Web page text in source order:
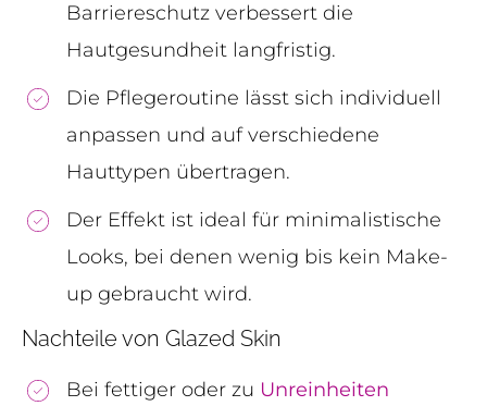
Barriereschutz verbessert die
Hautgesundheit langfristig.
Die Pflegeroutine lässt sich individuell
anpassen und auf verschiedene
Hauttypen übertragen.
Der Effekt ist ideal für minimalistische
Looks, bei denen wenig bis kein Make-
up gebraucht wird.
Nachteile von Glazed Skin
Bei fettiger oder zu Unreinheiten